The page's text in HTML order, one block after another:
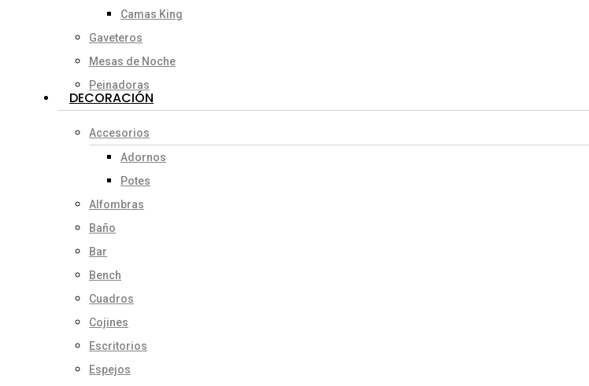
Camas King
Gaveteros
Mesas de Noche
Peinadoras
DECORACIÓN
Accesorios
Adornos
Potes
Alfombras
Baño
Bar
Bench
Cuadros
Cojines
Escritorios
Espejos